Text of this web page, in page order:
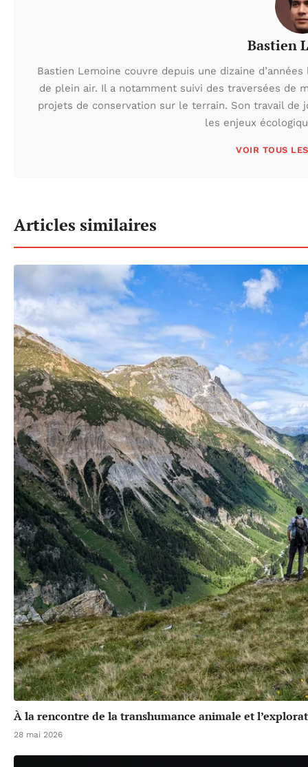
Bastien
Bastien Lemoine couvre depuis une dizaine
de plein air. Il a notamment suivi des traversées de
projets de conservation sur le terrain. Son travail de
les enjeux
VOIR TOUS
Articles similaires
À la rencontre de la transhumance animale et
28 mai 2026